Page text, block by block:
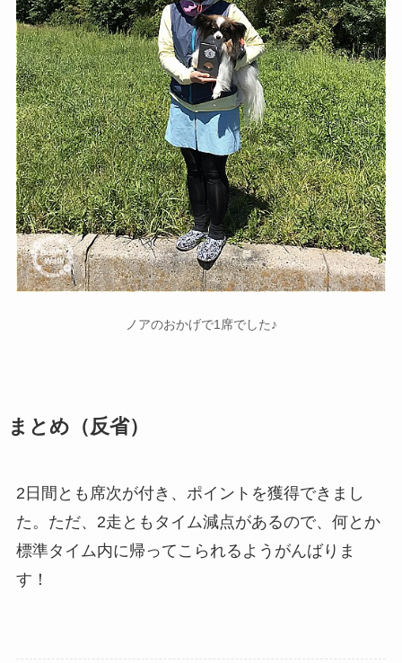
ノアのおかげで1席でした♪
まとめ（反省）
2日間とも席次が付き、ポイントを獲得できまし
た。ただ、2走ともタイム減点があるので、何とか
標準タイム内に帰ってこられるようがんばりま
す！